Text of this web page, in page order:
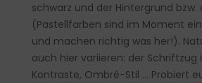
schwarz und der Hintergrund
(Pastellfarben sind im Moment
und machen richtig was her!).
auch hier variieren: der Schriftzug
Kontraste, Ombré-Stil … Probiert